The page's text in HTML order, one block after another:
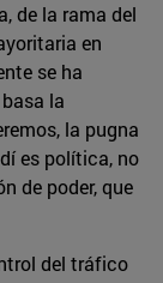
de la rama del
en
se ha
la
la pugna
es política, no
de poder, que
del tráfico